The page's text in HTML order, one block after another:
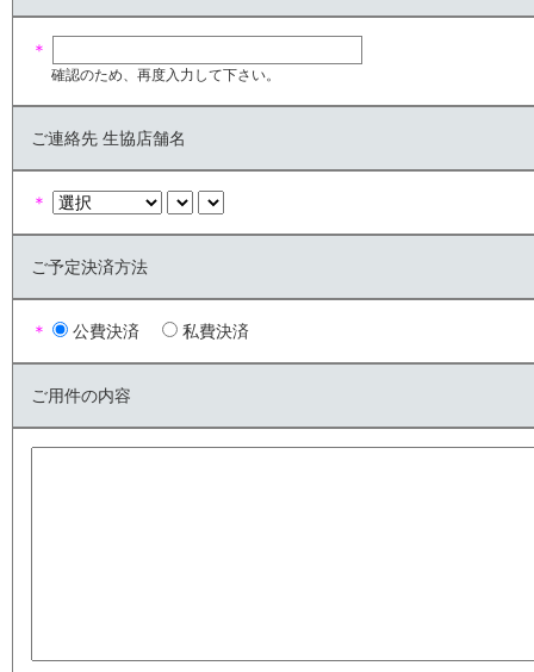
＊
確認のため、再度入力して下さい。
ご連絡先 生協店舗名
＊
ご予定決済方法
＊ 公費決済 私費決済
ご用件の内容